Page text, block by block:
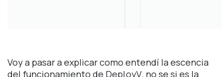
Voy a pasar a explicar como entendí la escencia
del funcionamiento de DeployV, no se si es la